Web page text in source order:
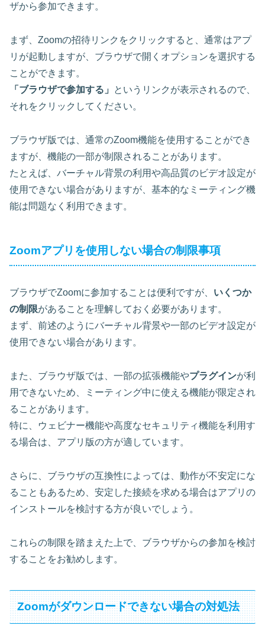
ザから参加できます。
まず、Zoomの招待リンクをクリックすると、通常はアプ
リが起動しますが、ブラウザで開くオプションを選択する
ことができます。
「ブラウザで参加する」
というリンクが表示されるので、
それをクリックしてください。
ブラウザ版では、通常のZoom機能を使用することができ
ますが、機能の一部が制限されることがあります。
たとえば、バーチャル背景の利用や高品質のビデオ設定が
使用できない場合がありますが、基本的なミーティング機
能は問題なく利用できます。
Zoomアプリを使用しない場合の制限事項
ブラウザでZoomに参加することは便利ですが、 いくつか
の制限があることを理解しておく必要があります。
まず、前述のようにバーチャル背景や一部のビデオ設定が
使用できない場合があります。
また、ブラウザ版では、 一部の拡張機能やプラグインが利
用できないため、ミーティング中に使える機能が限定され
ることがあります。
特に、ウェビナー機能や高度なセキュリティ機能を利用す
る場合は、アプリ版の方が適しています。
さらに、ブラウザの互換性によっては、動作が不安定にな
ることもあるため、安定した接続を求める場合はアプリの
インストールを検討する方が良いでしょう。
これらの制限を踏まえた上で、ブラウザからの参加を検討
することをお勧めします。
Zoomがダウンロードできない場合の対処法